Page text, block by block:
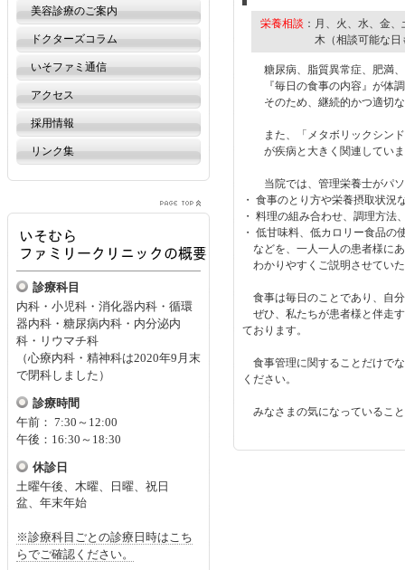
栄養相談 ：月、火、水、金
木（相談可能な日も
糖尿病、脂質異常症、肥満、
『毎日の食事の内容』が体調
そのため、継続的かつ適切な
また、「メタボリックシンド
が疾病と大きく関連してい
当院では、管理栄養士がパソ
・ 食事のとり方や栄養摂取状況
・ 料理の組み合わせ、調理方法
・ 低甘味料、低カロリー食品の
などを、一人一人の患者様に
わかりやすくご説明させてい
食事は毎日のことであり、自
ぜひ、私たちが患者様と伴走
ております。
食事管理に関することだけで
ください。
みなさまの気になっているこ
美容診療のご案内
ドクターズコラム
いそファミ通信
アクセス
採用情報
リンク集
診療科目
内科・小児科・消化器内科・循環
器内科・糖尿病内科・内分泌内
科・リウマチ科
（心療内科・精神科は2020年9月末
で閉科しました）
診療時間
午前： 7:30～12:00
午後：16:30～18:30
休診日
土曜午後、木曜、日曜、 祝日
盆、年末年始
※診療科目ごとの診療日時はこち
らでご確認ください。